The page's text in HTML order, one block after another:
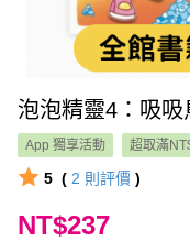
泡泡精靈4：吸吸
App 獨享活動 超取滿
5 ( 2 則評價 )
NT$237